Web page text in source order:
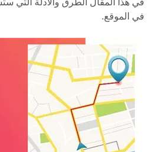
في هذا المقال الطرق والأدلة
في الموقع.